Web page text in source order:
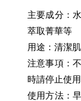
主要成分：
萃取菁華等
用途：清潔
注意事項：
時請停止使
使用方法：